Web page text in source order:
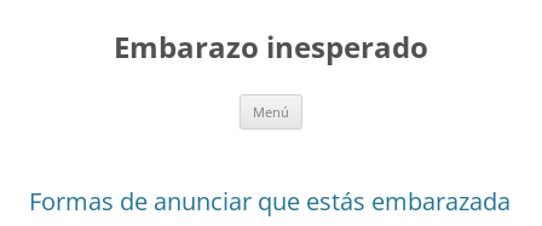
Embarazo inesperado
Menú
Formas de anunciar que estás embarazada